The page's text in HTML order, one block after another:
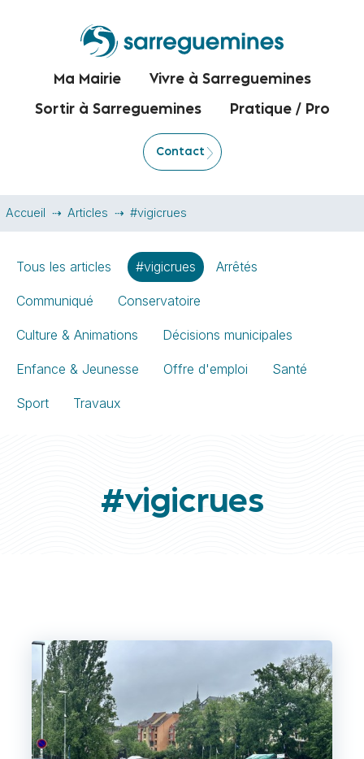
Ma Mairie Vivre à Sarreguemines
Sortir à Sarreguemines Pratique / Pro
Contact
Accueil Articles #vigicrues
Tous les articles #vigicrues Arrêtés
Communiqué Conservatoire
Culture & Animations Décisions municipales
Enfance & Jeunesse Offre d'emploi Santé
Sport Travaux
#vigicrues